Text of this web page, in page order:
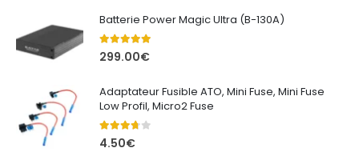
Batterie Power Magic Ultra (B-130A)
5.00out of 5
299.00€
Adaptateur Fusible ATO, Mini Fuse, Mini Fuse
Low Profil, Micro2 Fuse
3.67out of 5
4.50€